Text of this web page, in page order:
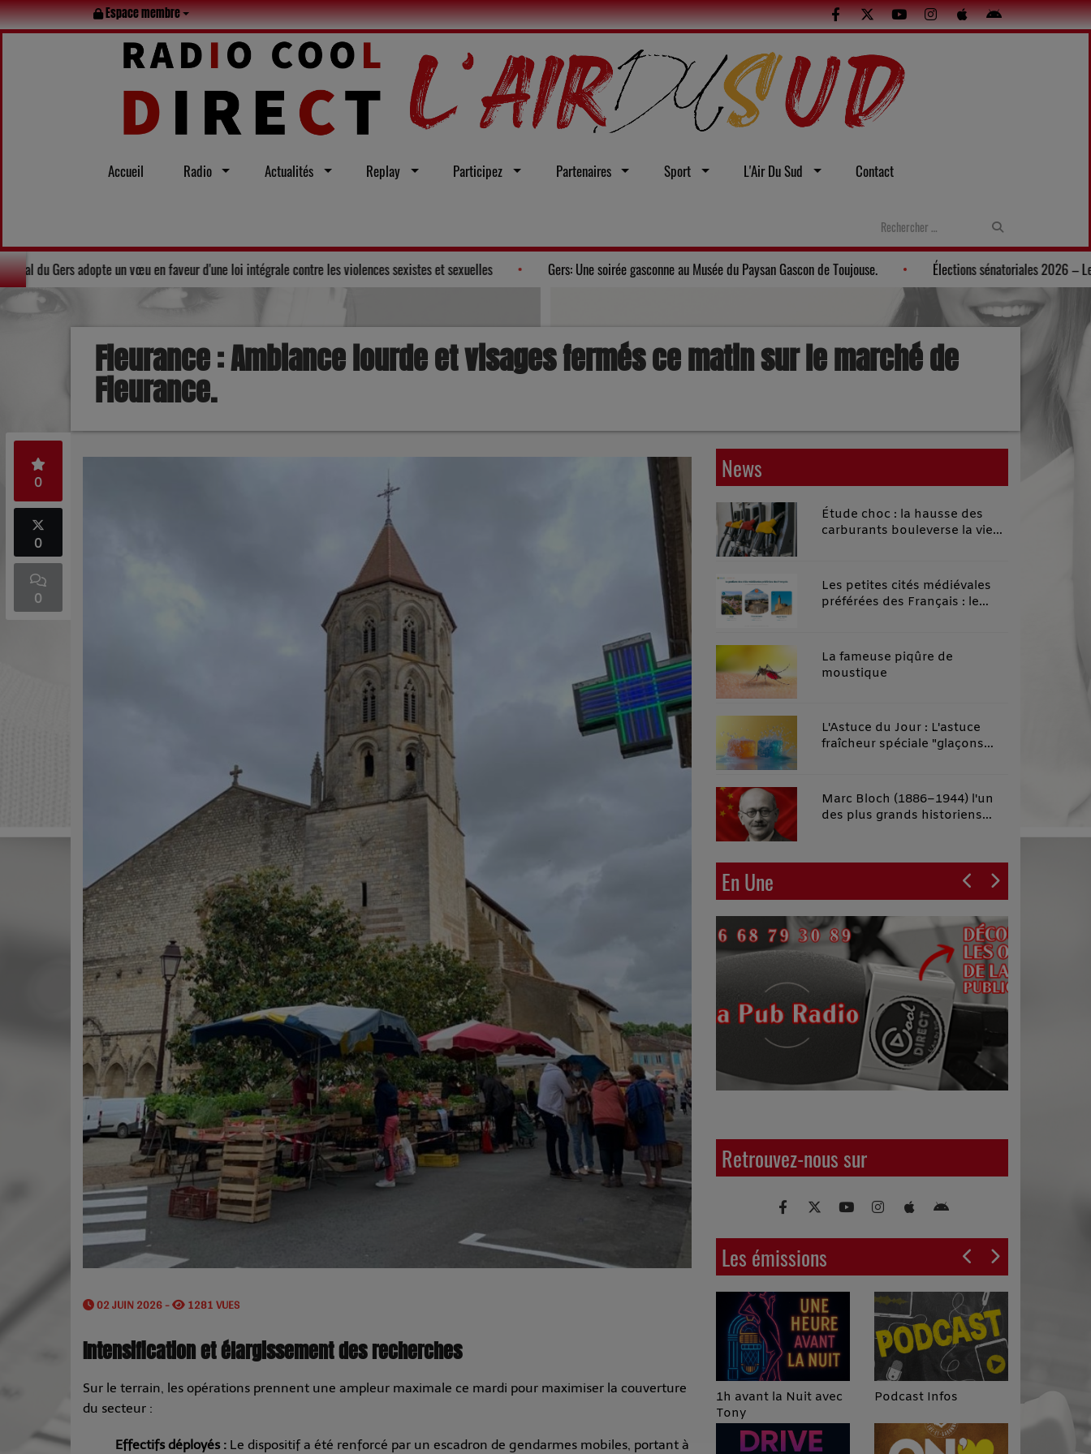
Espace membre
Accueil Radio Actualités Replay Participez Partenaires Sport L'Air Du Sud Contact
Solidarité : Le Conseil départemental du Gers adopte un vœu en faveur d'une loi intégrale contre les violences sexistes et sexuelles Gers: Une soirée gasconne au Musée du Paysan Gascon de Toujouse.
Fleurance : Ambiance lourde et visages fermés ce matin sur le marché de
Fleurance.
0
0
0
02 JUIN 2026 - 1281 VUES
Intensification et élargissement des recherches
Sur le terrain, les opérations prennent une ampleur maximale ce mardi pour maximiser la couverture
du secteur :
Effectifs déployés : Le dispositif a été renforcé par un escadron de gendarmes mobiles, portant à
News
Étude choc : la hausse des
carburants bouleverse la vie
Les petites cités médiévales
préférées des Français : le
La fameuse piqûre de
moustique
L'Astuce du Jour : L'astuce
fraîcheur spéciale "glaçons
Marc Bloch (1886–1944) l'un
des plus grands historiens
En Une
Retrouvez-nous sur
Les émissions
Art of Mixing Series
1h avant la Nuit avec
Tony
Podcast Infos